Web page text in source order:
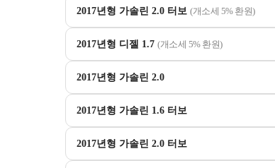
2017년형 가솔린 2.0 터보 (개소세 5% 환원)
2017년형 디젤 1.7 (개소세 5% 환원)
2017년형 가솔린 2.0
2017년형 가솔린 1.6 터보
2017년형 가솔린 2.0 터보